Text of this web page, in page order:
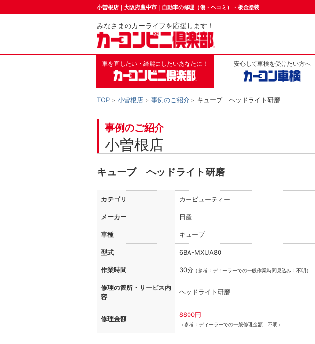
小曽根店｜大阪府豊中市｜自動車の修理（傷・ヘコミ）・板金塗装
みなさまのカーライフを応援します！
車を直したい・綺麗にしたいあなたに！ 安心して車検を受けたい方へ
TOP 小曽根店 事例のご紹介 キューブ ヘッドライト研磨
事例のご紹介
小曽根店
キューブ ヘッドライト研磨
カテゴリ カービューティー
メーカー 日産
車種 キューブ
型式 6BA-MXUA80
作業時間 30分（参考：ディーラーでの一般作業時間見込み：不明）
修理の箇所・ サービス内
容
ヘッドライト研磨
修理金額
8800円
（参考：ディーラーでの一般修理金額 不明）